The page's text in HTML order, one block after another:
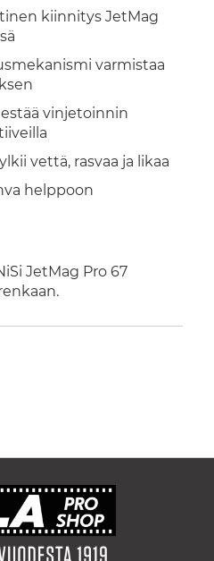
kiinnitys JetMag
varmistaa
vinjetoinnin
vettä, rasvaa ja likaa
helppoon
JetMag Pro 67